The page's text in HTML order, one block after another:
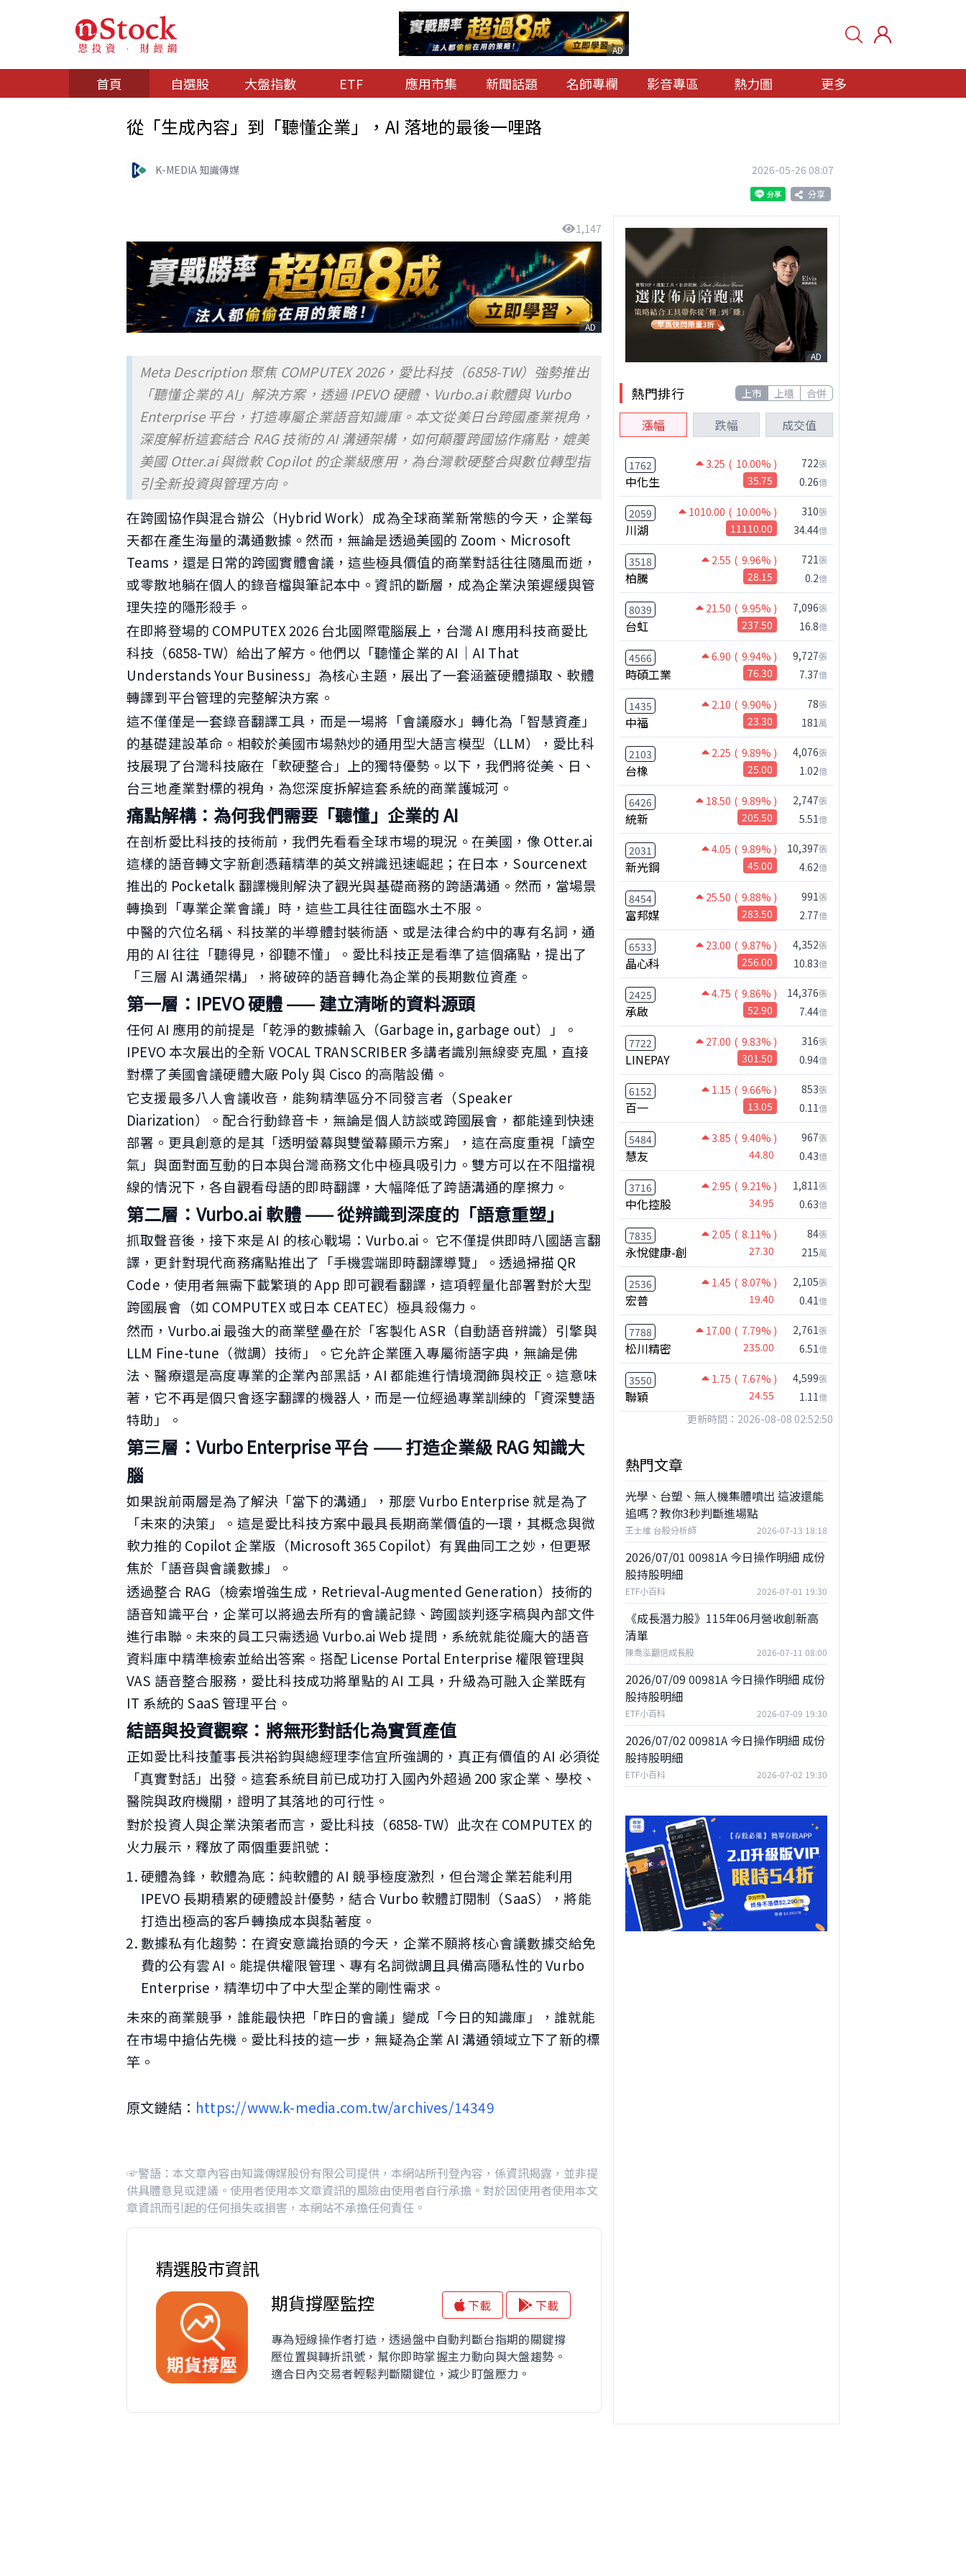
AD
首頁 自選股 大盤指數 ETF 應用市集 新聞話題 名師專欄 影音專區 熱力圖 更多
從「生成內容」到「聽懂企業」，AI 落地的最後一哩路
K-MEDIA 知識傳媒 2026-05-26 08:07
分享
1,147
AD
Meta Description 聚焦 COMPUTEX 2026，愛比科技（6858-TW）強勢推出
「聽懂企業的 AI」解決方案，透過 IPEVO 硬體、Vurbo.ai 軟體與 Vurbo
Enterprise 平台，打造專屬企業語音知識庫。本文從美日台跨國產業視角，
深度解析這套結合 RAG 技術的 AI 溝通架構，如何顛覆跨國協作痛點，媲美
美國 Otter.ai 與微軟 Copilot 的企業級應用，為台灣軟硬整合與數位轉型指
引全新投資與管理方向。
在跨國協作與混合辦公（Hybrid Work）成為全球商業新常態的今天，企業每
天都在產生海量的溝通數據。然而，無論是透過美國的 Zoom、Microsoft
Teams，還是日常的跨國實體會議，這些極具價值的商業對話往往隨風而逝，
或零散地躺在個人的錄音檔與筆記本中。資訊的斷層，成為企業決策遲緩與管
理失控的隱形殺手。
在即將登場的 COMPUTEX 2026 台北國際電腦展上，台灣 AI 應用科技商愛比
科技（6858-TW）給出了解方。他們以「聽懂企業的 AI｜AI That
Understands Your Business」為核心主題，展出了一套涵蓋硬體擷取、軟體
轉譯到平台管理的完整解決方案。
這不僅僅是一套錄音翻譯工具，而是一場將「會議廢水」轉化為「智慧資產」
的基礎建設革命。相較於美國市場熱炒的通用型大語言模型（LLM），愛比科
技展現了台灣科技廠在「軟硬整合」上的獨特優勢。以下，我們將從美、日、
台三地產業對標的視角，為您深度拆解這套系統的商業護城河。
痛點解構：為何我們需要「聽懂」企業的 AI
在剖析愛比科技的技術前，我們先看看全球市場的現況。在美國，像 Otter.ai
這樣的語音轉文字新創憑藉精準的英文辨識迅速崛起；在日本，Sourcenext
推出的 Pocketalk 翻譯機則解決了觀光與基礎商務的跨語溝通。然而，當場景
轉換到「專業企業會議」時，這些工具往往面臨水土不服。
中醫的穴位名稱、科技業的半導體封裝術語、或是法律合約中的專有名詞，通
用的 AI 往往「聽得見，卻聽不懂」。愛比科技正是看準了這個痛點，提出了
「三層 AI 溝通架構」，將破碎的語音轉化為企業的長期數位資產。
第一層：IPEVO 硬體 —— 建立清晰的資料源頭
任何 AI 應用的前提是「乾淨的數據輸入（Garbage in, garbage out）」。
IPEVO 本次展出的全新 VOCAL TRANSCRIBER 多講者識別無線麥克風，直接
對標了美國會議硬體大廠 Poly 與 Cisco 的高階設備。
它支援最多八人會議收音，能夠精準區分不同發言者（Speaker
Diarization）。配合行動錄音卡，無論是個人訪談或跨國展會，都能達到快速
部署。更具創意的是其「透明螢幕與雙螢幕顯示方案」，這在高度重視「讀空
氣」與面對面互動的日本與台灣商務文化中極具吸引力。雙方可以在不阻擋視
線的情況下，各自觀看母語的即時翻譯，大幅降低了跨語溝通的摩擦力。
第二層：Vurbo.ai 軟體 —— 從辨識到深度的「語意重塑」
抓取聲音後，接下來是 AI 的核心戰場：Vurbo.ai。 它不僅提供即時八國語言翻
譯，更針對現代商務痛點推出了「手機雲端即時翻譯導覽」。透過掃描 QR
Code，使用者無需下載繁瑣的 App 即可觀看翻譯，這項輕量化部署對於大型
跨國展會（如 COMPUTEX 或日本 CEATEC）極具殺傷力。
然而，Vurbo.ai 最強大的商業壁壘在於「客製化 ASR（自動語音辨識）引擎與
LLM Fine-tune（微調）技術」。它允許企業匯入專屬術語字典，無論是佛
法、醫療還是高度專業的企業內部黑話，AI 都能進行情境潤飾與校正。這意味
著，它不再是個只會逐字翻譯的機器人，而是一位經過專業訓練的「資深雙語
特助」。
第三層：Vurbo Enterprise 平台 —— 打造企業級 RAG 知識大
腦
如果說前兩層是為了解決「當下的溝通」，那麼 Vurbo Enterprise 就是為了
「未來的決策」。這是愛比科技方案中最具長期商業價值的一環，其概念與微
軟力推的 Copilot 企業版（Microsoft 365 Copilot）有異曲同工之妙，但更聚
焦於「語音與會議數據」。
透過整合 RAG（檢索增強生成，Retrieval-Augmented Generation）技術的
語音知識平台，企業可以將過去所有的會議記錄、跨國談判逐字稿與內部文件
進行串聯。未來的員工只需透過 Vurbo.ai Web 提問，系統就能從龐大的語音
資料庫中精準檢索並給出答案。搭配 License Portal Enterprise 權限管理與
VAS 語音整合服務，愛比科技成功將單點的 AI 工具，升級為可融入企業既有
IT 系統的 SaaS 管理平台。
結語與投資觀察：將無形對話化為實質產值
正如愛比科技董事長洪裕鈞與總經理李信宜所強調的，真正有價值的 AI 必須從
「真實對話」出發。這套系統目前已成功打入國內外超過 200 家企業、學校、
醫院與政府機關，證明了其落地的可行性。
對於投資人與企業決策者而言，愛比科技（6858-TW）此次在 COMPUTEX 的
火力展示，釋放了兩個重要訊號：
硬體為鋒，軟體為底：純軟體的 AI 競爭極度激烈，但台灣企業若能利用
IPEVO 長期積累的硬體設計優勢，結合 Vurbo 軟體訂閱制（SaaS），將能
打造出極高的客戶轉換成本與黏著度。
數據私有化趨勢：在資安意識抬頭的今天，企業不願將核心會議數據交給免
費的公有雲 AI。能提供權限管理、專有名詞微調且具備高隱私性的 Vurbo
Enterprise，精準切中了中大型企業的剛性需求。
未來的商業競爭，誰能最快把「昨日的會議」變成「今日的知識庫」，誰就能
在市場中搶佔先機。愛比科技的這一步，無疑為企業 AI 溝通領域立下了新的標
竿。
原文鏈結： https://www.k-media.com.tw/archives/14349
☞警語：本文章內容由知識傳媒股份有限公司提供，本網站所刊登內容，係資訊揭露，並非提
供具體意見或建議。使用者使用本文章資訊的風險由使用者自行承擔。對於因使用者使用本文
章資訊而引起的任何損失或損害，本網站不承擔任何責任。
精選股市資訊
期貨撐壓監控
下載
下載
專為短線操作者打造，透過盤中自動判斷台指期的關鍵撐
壓位置與轉折訊號，幫你即時掌握主力動向與大盤趨勢。
適合日內交易者輕鬆判斷關鍵位，減少盯盤壓力。
AD
熱門排行 上市 上櫃 合併
漲幅 跌幅 成交值
1762 3.25 ( 10.00% )
中化生 35.75
722張
0.26億
2059 1010.00 ( 10.00% )
川湖 11110.00
310張
34.44億
3518 2.55 ( 9.96% )
柏騰 28.15
721張
0.2億
8039 21.50 ( 9.95% )
台虹 237.50
7,096張
16.8億
4566 6.90 ( 9.94% )
時碩工業 76.30
9,727張
7.37億
1435 2.10 ( 9.90% )
中福 23.30
78張
181萬
2103 2.25 ( 9.89% )
台橡 25.00
4,076張
1.02億
6426 18.50 ( 9.89% )
統新 205.50
2,747張
5.51億
2031 4.05 ( 9.89% )
新光鋼 45.00
10,397張
4.62億
8454 25.50 ( 9.88% )
富邦媒 283.50
991張
2.77億
6533 23.00 ( 9.87% )
晶心科 256.00
4,352張
10.83億
2425 4.75 ( 9.86% )
承啟 52.90
14,376張
7.44億
7722 27.00 ( 9.83% )
LINEPAY 301.50
316張
0.94億
6152 1.15 ( 9.66% )
百一 13.05
853張
0.11億
5484 3.85 ( 9.40% )
慧友 44.80
967張
0.43億
3716 2.95 ( 9.21% )
中化控股 34.95
1,811張
0.63億
7835 2.05 ( 8.11% )
永悅健康-創 27.30
84張
215萬
2536 1.45 ( 8.07% )
宏普 19.40
2,105張
0.41億
7788 17.00 ( 7.79% )
松川精密 235.00
2,761張
6.51億
3550 1.75 ( 7.67% )
聯穎 24.55
4,599張
1.11億
更新時間：2026-08-08 02:52:50
熱門文章
光學、台塑、無人機集體噴出 這波還能
追嗎？教你3秒判斷進場點
王士維 台股分析師 2026-07-13 18:18
2026/07/01 00981A 今日操作明細 成份
股持股明細
ETF小百科 2026-07-01 19:30
《成長潛力股》115年06月營收創新高
清單
陳喬泓翻倍成長股 2026-07-11 08:00
2026/07/09 00981A 今日操作明細 成份
股持股明細
ETF小百科 2026-07-09 19:30
2026/07/02 00981A 今日操作明細 成份
股持股明細
ETF小百科 2026-07-02 19:30